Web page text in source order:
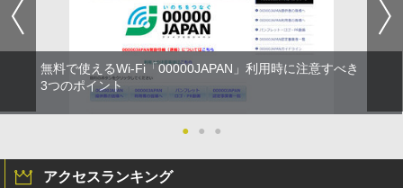
無料で使えるWi-Fi「00000JAPAN」利用時に注意すべき
3つのポイント
● ● ●
アクセスランキング